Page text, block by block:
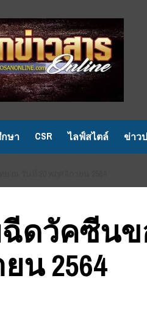
ษา CSR ไลฟ์สไตล์ ข่าว
ฉีดวัคซีน
น 2564